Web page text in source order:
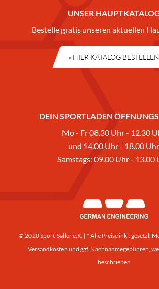
UNSER
Bestelle gratis unseren aktuellen
» HIER KATALOG BESTELLEN
DEIN SPORTLADEN
Mo - Fr 08.30 Uhr - 12.30
und 14.00 Uhr - 18.00 Uhr
Samstags: 09.00 Uhr - 13.00
© 2020 Sport-Saller e.K. | * Alle Preise inkl. gesetzl.
Versandkosten und ggf. Nachnahmegebühren,
beschrieben